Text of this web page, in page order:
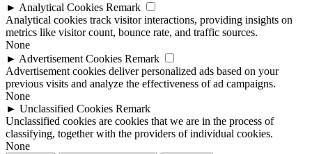
► Analytical Cookies Remark
Analytical cookies track visitor interactions, providing insights on
metrics like visitor count, bounce rate, and traffic sources.
None
► Advertisement Cookies Remark
Advertisement cookies deliver personalized ads based on your
previous visits and analyze the effectiveness of ad campaigns.
None
► Unclassified Cookies Remark
Unclassified cookies are cookies that we are in the process of
classifying, together with the providers of individual cookies.
None